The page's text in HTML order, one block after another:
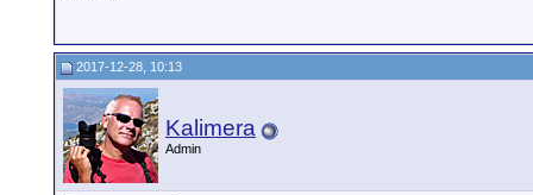
2017-12-28, 10:13
Kalimera
Admin